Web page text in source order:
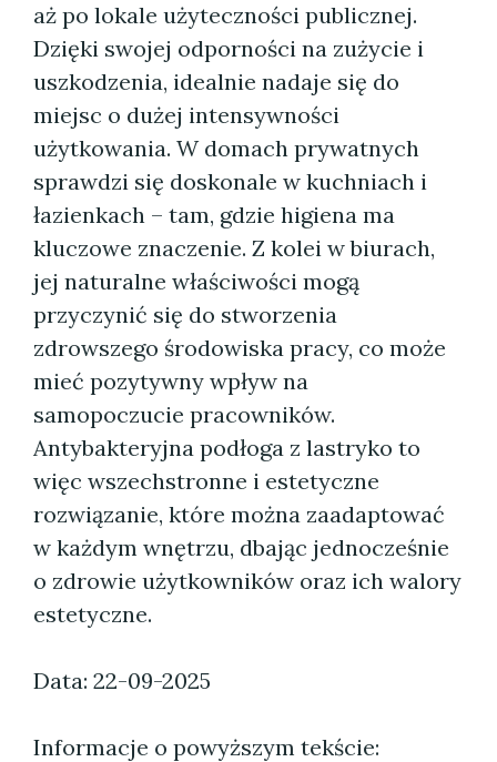
aż po lokale użyteczności publicznej.
Dzięki swojej odporności na zużycie i
uszkodzenia, idealnie nadaje się do
miejsc o dużej intensywności
użytkowania. W domach prywatnych
sprawdzi się doskonale w kuchniach i
łazienkach – tam, gdzie higiena ma
kluczowe znaczenie. Z kolei w biurach,
jej naturalne właściwości mogą
przyczynić się do stworzenia
zdrowszego środowiska pracy, co może
mieć pozytywny wpływ na
samopoczucie pracowników.
Antybakteryjna podłoga z lastryko to
więc wszechstronne i estetyczne
rozwiązanie, które można zaadaptować
w każdym wnętrzu, dbając jednocześnie
o zdrowie użytkowników oraz ich walory
estetyczne.
Data: 22-09-2025
Informacje o powyższym tekście: